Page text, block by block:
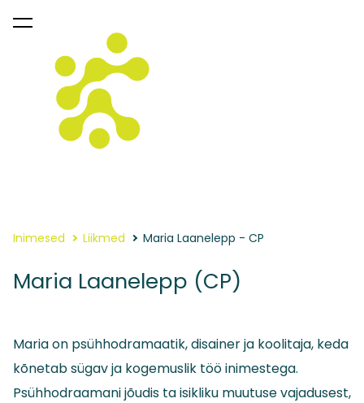
lisati ostukorvi.
Inimesed Liikmed Maria Laanelepp - CP
Maria Laanelepp (CP)
Maria on psühhodramaatik, disainer ja koolitaja, keda
kõnetab sügav ja kogemuslik töö inimestega.
Psühhodraamani jõudis ta isikliku muutuse vajadusest,